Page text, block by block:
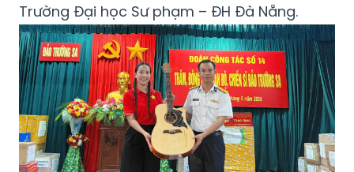
Trường Đại học Sư phạm – ĐH Đà Nẵng.